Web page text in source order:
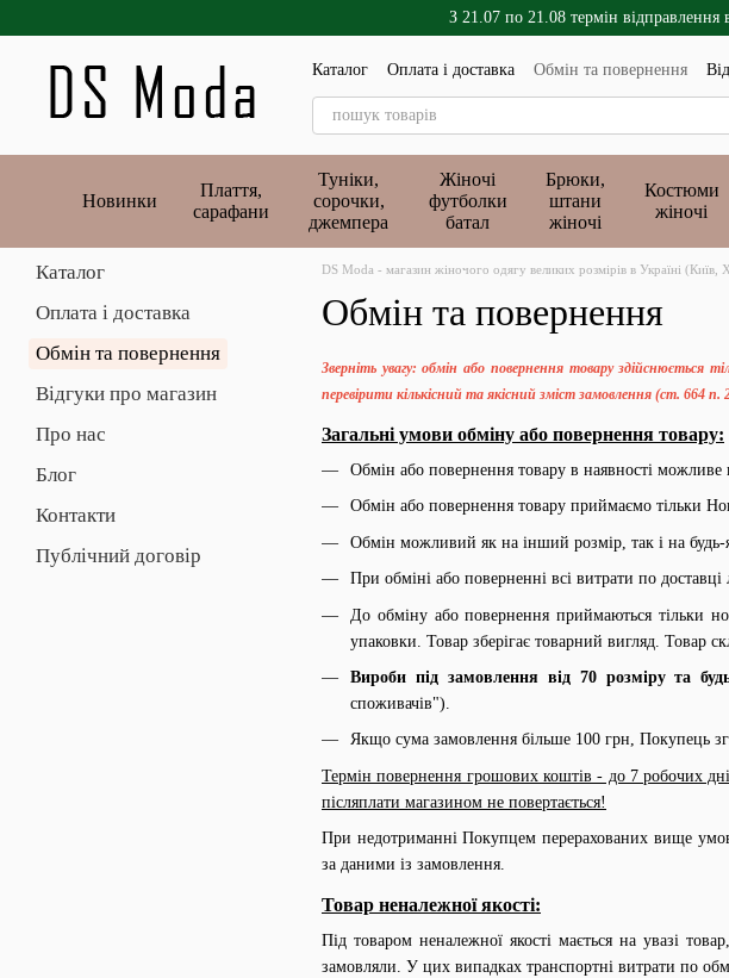
З 21.07 по 21.08 термін
Каталог Оплата і доставка Обмін та повернення
Публічний договір
Новинки
Плаття,
сарафани
Туніки,
сорочки,
джемпера
Жіночі
футболки
батал
Брюки,
штани
жіночі
Костюми
жіночі
DS Moda - магазин жіночого одягу великих розмірів в Україні (Київ,
Обмін та повернення
Зверніть увагу: обмін або повернення товару
перевірити кількісний та якісний зміст замовлення (ст. 664
Загальні умови обміну або повернення товару:
Обмін або повернення товару в наявності
Обмін або повернення товару приймаємо тільки
Обмін можливий як на інший розмір, так і на будь-
При обміні або поверненні всі витрати по
До обміну або повернення приймаються тільки
упаковки. Товар зберігає товарний вигляд. Товар
Вироби під замовлення від 70 розміру та
споживачів").
Якщо сума замовлення більше 100 грн, Покупець
Термін повернення грошових коштів - до 7 робочих
післяплати магазином не повертається!
При недотриманні Покупцем перерахованих вище
за даними із замовлення.
Товар неналежної якості:
Під товаром неналежної якості мається на увазі
замовляли. У цих випадках транспортні витрати по
Каталог
Оплата і доставка
Обмін та повернення
Відгуки про магазин
Про нас
Блог
Контакти
Публічний договір